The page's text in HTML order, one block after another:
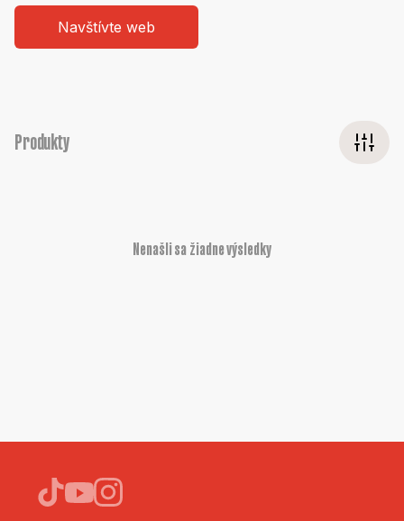
Navštívte web
Produkty
Nenašli sa žiadne výsledky